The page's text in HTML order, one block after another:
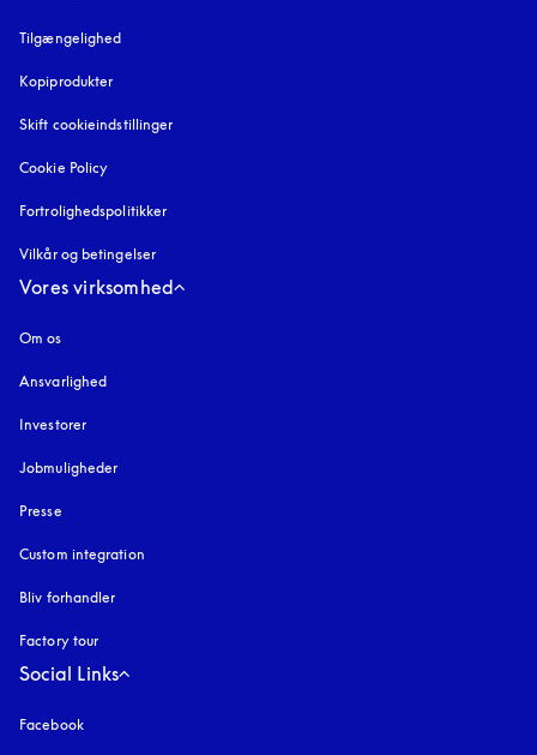
Tilgængelighed
Kopiprodukter
Skift cookieindstillinger
Cookie Policy
Fortrolighedspolitikker
Vilkår og betingelser
Vores virksomhed
Om os
Ansvarlighed
Investorer
Jobmuligheder
Presse
Custom integration
Bliv forhandler
Factory tour
Social Links
Facebook